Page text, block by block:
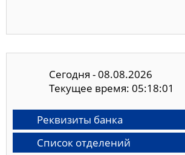
Сегодня - 08.08.2026
Текущее время: 05:18:02
Реквизиты банка
Список отделений